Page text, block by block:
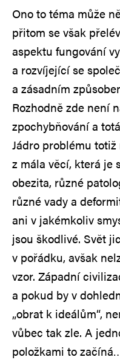
Ono to téma může
přitom se však
aspektu fungování
a rozvíjející se
a zásadním
Rozhodně zde není
zpochybňování a
Jádro problému
z mála věcí, která je
obezita, různé
různé vady a
ani v jakémkoliv
jsou škodlivé. Svět
v pořádku, avšak
vzor. Západní
a pokud by v
„obrat k ideálům“,
vůbec tak zle. A
položkami to